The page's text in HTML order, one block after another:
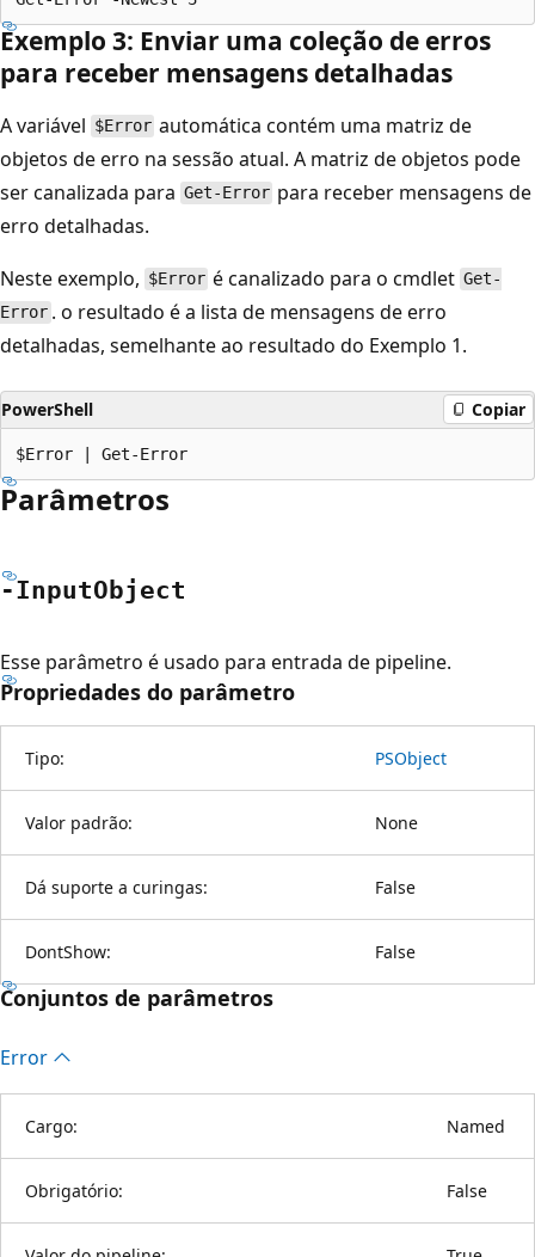
Exemplo 3: Enviar uma coleção de erros
para receber mensagens detalhadas
A variável $Error automática contém uma matriz de
objetos de erro na sessão atual. A matriz de objetos pode
ser canalizada para Get-Error para receber mensagens de
erro detalhadas.
Neste exemplo, $Error é canalizado para o cmdlet Get-
Error . o resultado é a lista de mensagens de erro
detalhadas, semelhante ao resultado do Exemplo 1.
PowerShell Copiar
Parâmetros
-InputObject
Esse parâmetro é usado para entrada de pipeline.
Propriedades do parâmetro
Tipo: PSObject
Valor padrão: None
Dá suporte a curingas: False
DontShow: False
Conjuntos de parâmetros
Error
Cargo: Named
Obrigatório: False